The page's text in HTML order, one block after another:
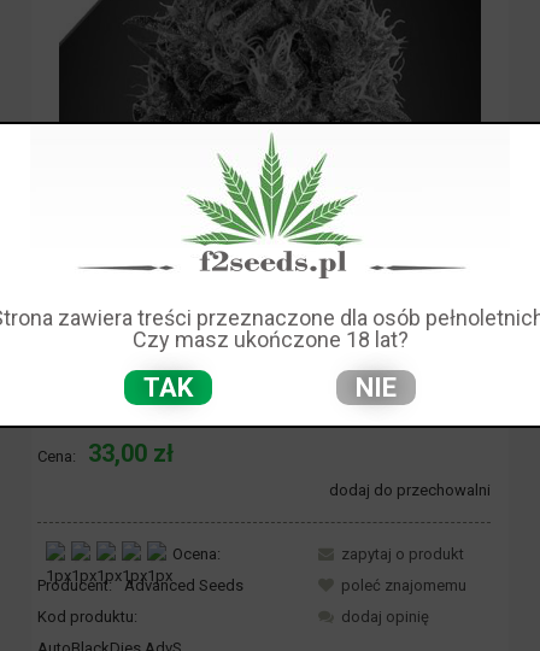
Dostępność: brak towaru
Cena: 33,00 zł
dodaj do przechowalni
Ocena:
Producent: Advanced Seeds
Kod produktu:
zapytaj o produkt
poleć znajomemu
dodaj opinię
zawiera treści przeznaczone dla osób
Czy masz ukończone 18 lat?
TAK NIE